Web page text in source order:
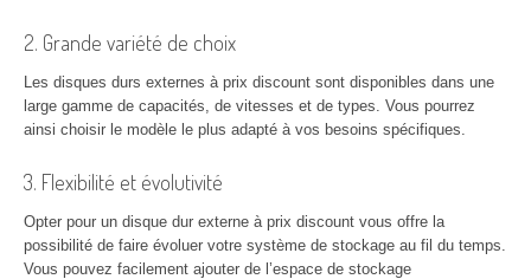
2. Grande variété de choix
Les disques durs externes à prix discount sont disponibles dans une
large gamme de capacités, de vitesses et de types. Vous pourrez
ainsi choisir le modèle le plus adapté à vos besoins spécifiques.
3. Flexibilité et évolutivité
Opter pour un disque dur externe à prix discount vous offre la
possibilité de faire évoluer votre système de stockage au fil du temps.
Vous pouvez facilement ajouter de l’espace de stockage